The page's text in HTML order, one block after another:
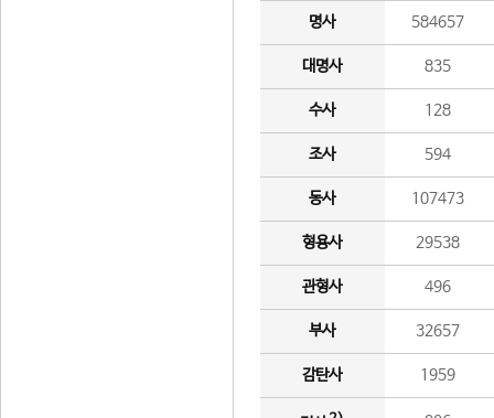
명사 584657
대명사 835
수사 128
조사 594
동사 107473
형용사 29538
관형사 496
부사 32657
감탄사 1959